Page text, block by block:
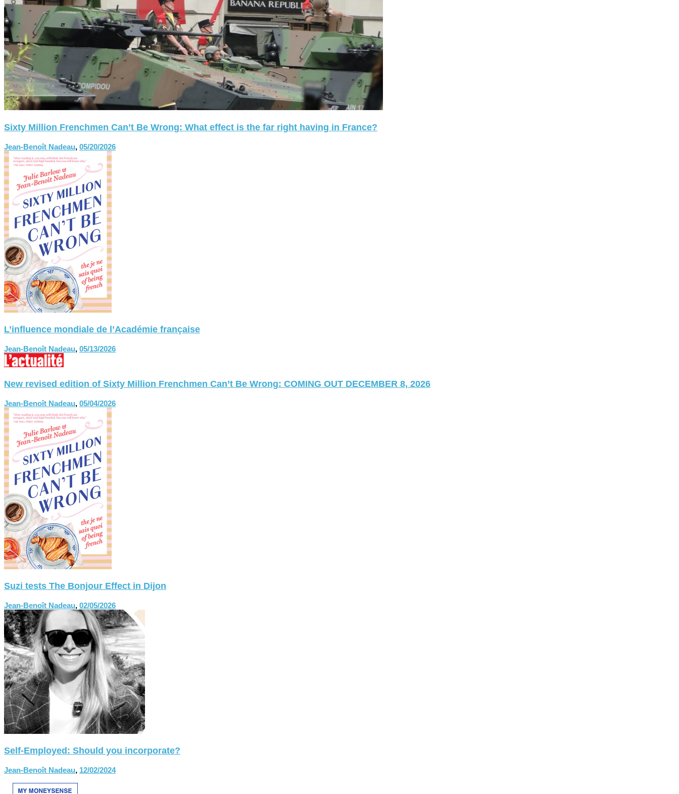
Sixty Million Frenchmen Can’t Be Wrong: What effect is the far right having in France?
Jean-Benoît Nadeau, 05/20/2026
L’influence mondiale de l’Académie française
Jean-Benoît Nadeau, 05/13/2026
New revised edition of Sixty Million Frenchmen Can’t Be Wrong: COMING OUT DECEMBER 8, 2026
Jean-Benoît Nadeau, 05/04/2026
Suzi tests The Bonjour Effect in Dijon
Jean-Benoît Nadeau, 02/05/2026
Self-Employed: Should you incorporate?
Jean-Benoît Nadeau, 12/02/2024